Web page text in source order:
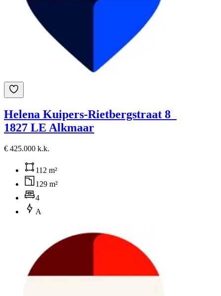
Helena Kuipers-Rietbergstraat 8
1827 LE Alkmaar
€ 425.000 k.k.
112 m²
129 m²
4
A